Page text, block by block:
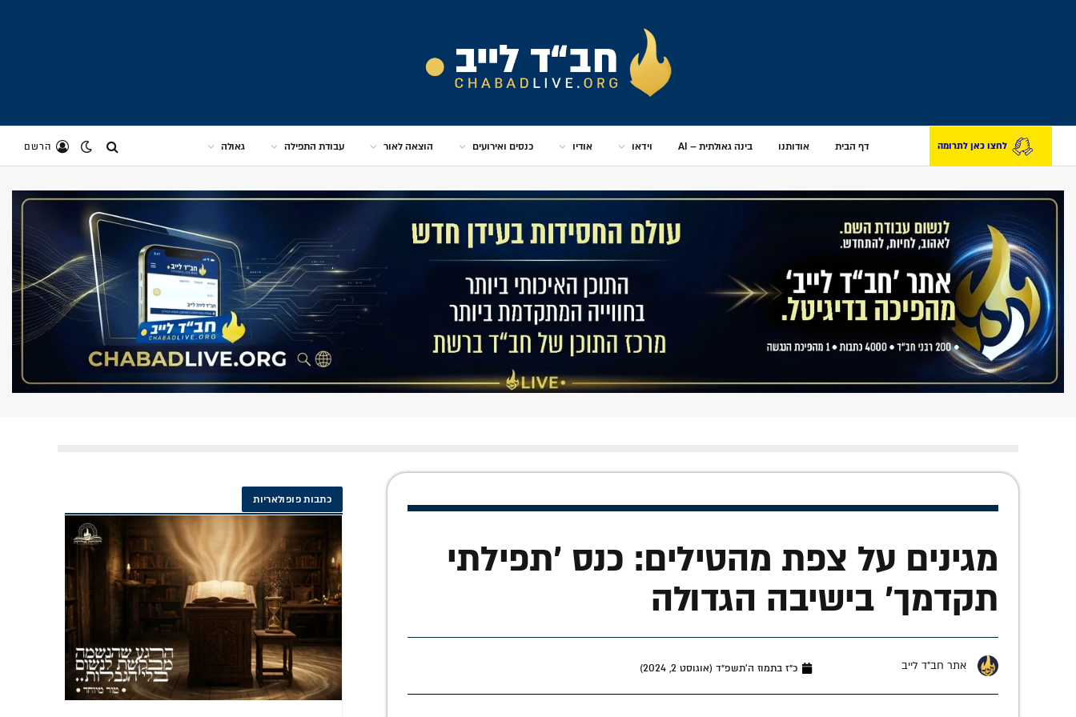
לחצו כאן לתרומה דף הבית אודותנו בינה גאולתית – AI וידאו אודיו כנסים ואירועים הוצאה לאור עבודת התפילה גאולה הרשם
מגינים על צפת מהטילים: כנס 'תפילתי
תקדמך' בישיבה הגדולה
אתר חב"ד לייב כ״ז בתמוז ה׳תשפ״ד (אוגוסט 2, 2024)
כתבות פופולאריות